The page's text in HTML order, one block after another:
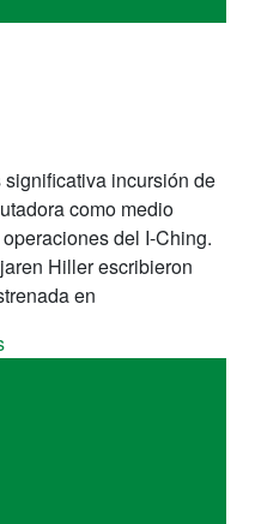
incursión de
como medio
del I-Ching.
Hiller escribieron
en